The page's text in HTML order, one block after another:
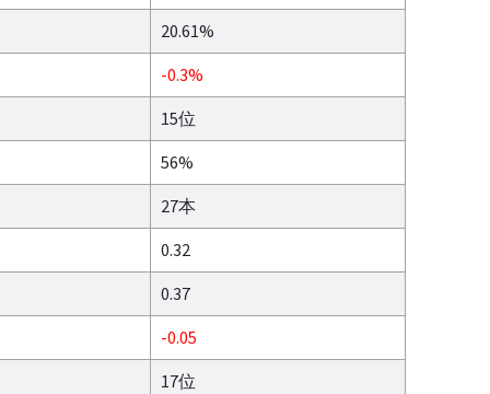
20.61%
-0.3%
15位
56%
27本
0.32
0.37
-0.05
17位